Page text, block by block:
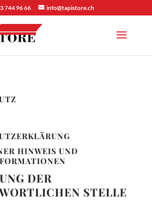
744 96 66 info@tapistore.ch
HINWEIS UND
DER
STELLE